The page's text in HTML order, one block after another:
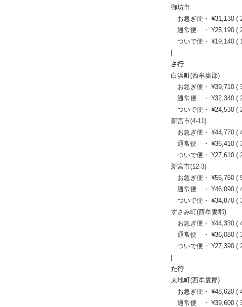
御坊市
お急ぎ便・ ¥31,130
通常便 ・ ¥25,190 (
ついで便・ ¥19,140
さ行
白浜町(西牟婁郡)
お急ぎ便・ ¥39,710
通常便 ・ ¥32,340 (
ついで便・ ¥24,530
新宮市(4-11)
お急ぎ便・ ¥44,770
通常便 ・ ¥36,410 (
ついで便・ ¥27,610
新宮市(12-3)
お急ぎ便・ ¥56,760
通常便 ・ ¥46,090 (
ついで便・ ¥34,870
すさみ町(西牟婁郡)
お急ぎ便・ ¥44,330
通常便 ・ ¥36,080 (
ついで便・ ¥27,390
た行
太地町(西牟婁郡)
お急ぎ便・ ¥48,620
通常便 ・ ¥39,600 (